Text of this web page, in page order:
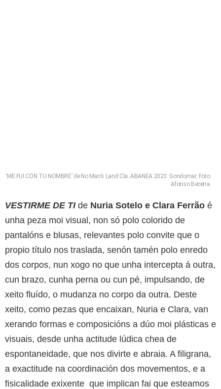
‘ME FUI CON TU NOMBRE’ de No Man’s Land Cía. ABANEA 2023. Gondomar. Foto:
Afonso Becerra.
VESTIRME DE TI de Nuria Sotelo e Clara Ferrão é
unha peza moi visual, non só polo colorido de
pantalóns e blusas, relevantes polo convite que o
propio título nos traslada, senón tamén polo enredo
dos corpos, nun xogo no que unha intercepta á outra,
cun brazo, cunha perna ou cun pé, impulsando, de
xeito fluído, o mudanza no corpo da outra. Deste
xeito, como pezas que encaixan, Nuria e Clara, van
xerando formas e composicións a dúo moi plásticas e
visuais, desde unha actitude lúdica chea de
espontaneidade, que nos divirte e abraia. A filigrana,
a exactitude na coordinación dos movementos, e a
fisicalidade exixente que implican fai que esteamos